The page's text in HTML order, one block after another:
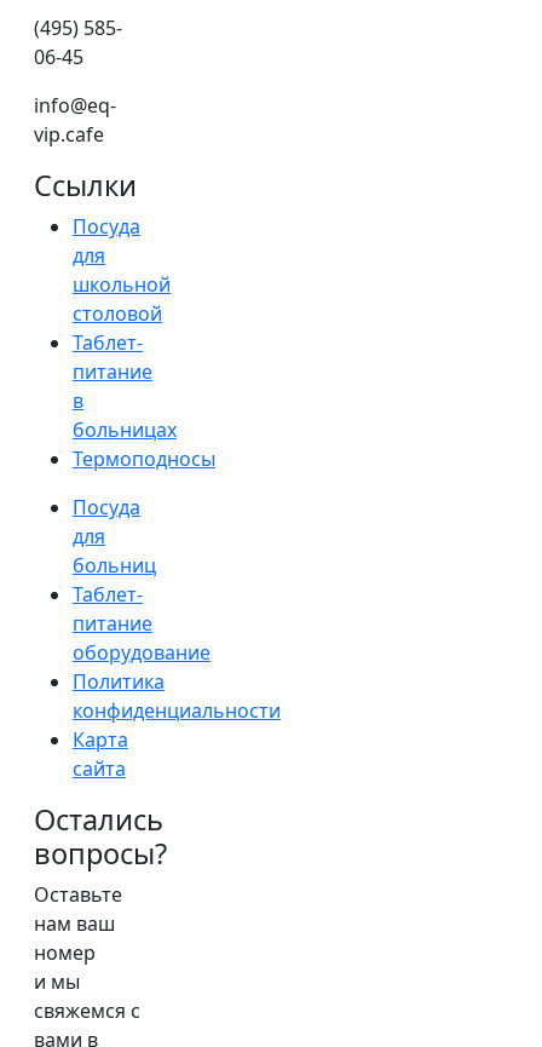
(495) 585-
06-45
info@eq-
vip.cafe
Ссылки
Посуда
для
школьной
столовой
Таблет-
питание
в
больницах
Термоподносы
Посуда
для
больниц
Таблет-
питание
оборудование
Политика
конфиденциальности
Карта
сайта
Остались
вопросы?
Оставьте
нам ваш
номер
и мы
свяжемся с
вами в